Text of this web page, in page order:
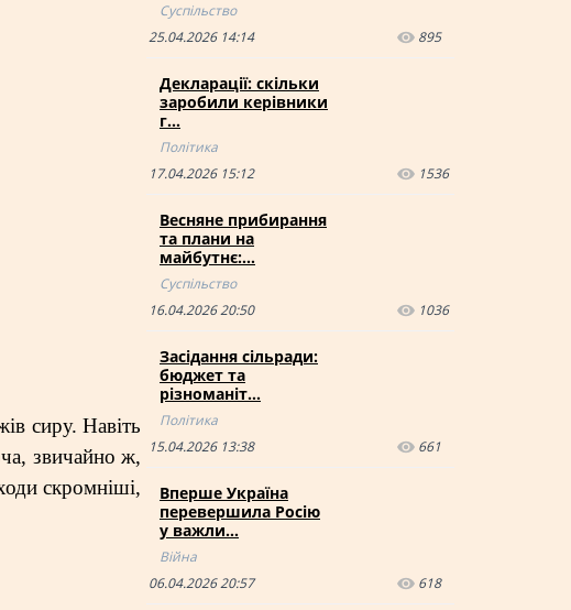
сиру. Навіть
звичайно ж,
скромніші,
Суспільство
25.04.2026 14:14
895
Декларації: скільки
заробили керівники
г…
Політика
17.04.2026 15:12
1536
Весняне прибирання
та плани на
майбутнє:…
Суспільство
16.04.2026 20:50
1036
Засідання сільради:
бюджет та
різноманіт…
Політика
15.04.2026 13:38
661
Вперше Україна
перевершила Росію
у важли…
Війна
06.04.2026 20:57
618